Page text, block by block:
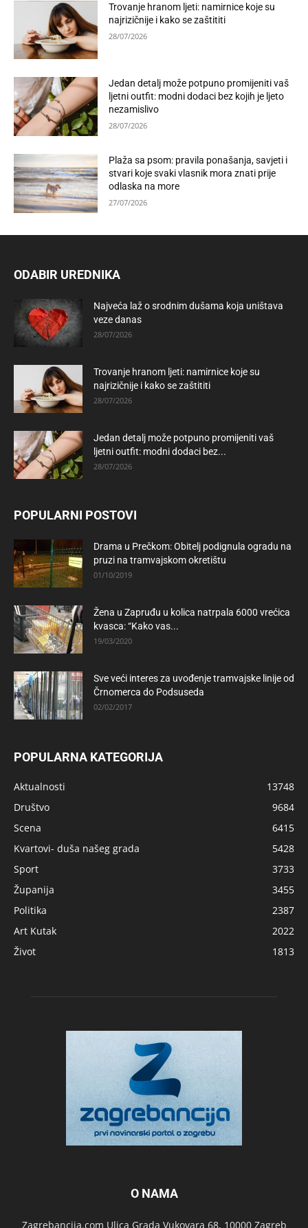
Trovanje hranom ljeti: namirnice koje su
najrizičnije i kako se zaštititi
28/07/2026
Jedan detalj može potpuno promijeniti vaš
ljetni outfit: modni dodaci bez kojih je ljeto
nezamislivo
28/07/2026
Plaža sa psom: pravila ponašanja, savjeti i
stvari koje svaki vlasnik mora znati prije
odlaska na more
27/07/2026
ODABIR UREDNIKA
Najveća laž o srodnim dušama koja uništava
veze danas
28/07/2026
Trovanje hranom ljeti: namirnice koje su
najrizičnije i kako se zaštititi
28/07/2026
Jedan detalj može potpuno promijeniti vaš
ljetni outfit: modni dodaci bez...
28/07/2026
POPULARNI POSTOVI
Drama u Prečkom: Obitelj podignula ogradu na
pruzi na tramvajskom okretištu
01/10/2019
Žena u Zapruđu u kolica natrpala 6000 vrećica
kvasca: “Kako vas...
19/03/2020
Sve veći interes za uvođenje tramvajske linije od
Črnomerca do Podsuseda
02/02/2017
POPULARNA KATEGORIJA
Aktualnosti
13748
Društvo
9684
Scena
6415
Kvartovi- duša našeg grada
5428
Sport
3733
Županija
3455
Politika
2387
Art Kutak
2022
Život
1813
O NAMA
Zagrebancija.com Ulica Grada Vukovara 68, 10000 Zagreb